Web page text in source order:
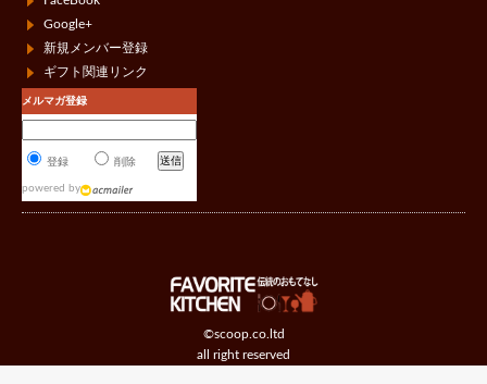
©scoop.co.ltd
all right reserved
Google+
新規メンバー登録
ギフト関連リンク
メルマガ登録
登録 削除
powered by